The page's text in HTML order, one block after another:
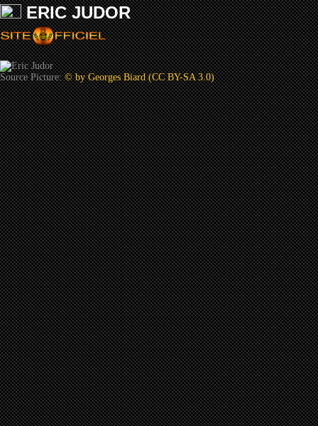
ERIC JUDOR
Source Picture:© by Georges Biard (CC BY-SA 3.0)